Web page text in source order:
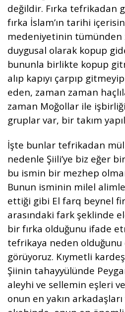
değildir. Fırka tefrikadan
fırka İslam’ın tarihi
medeniyetinin tümünden
duygusal olarak kopup
bununla birlikte kopup
alıp kapıyı çarpıp
eden, zaman zaman
zaman Moğollar ile
gruplar var, bir takım
İşte bunlar tefrikadan
nedenle Şiili’ye biz eğer
bu ismin bir mezhep
Bunun isminin milel
ettiği gibi El farq beynel
arasındaki fark şeklinde
bir fırka olduğunu ifade
tefrikaya neden olduğunu
görüyoruz. Kıymetli
Şiinin tahayyülünde
aleyhi ve sellemin eşleri
onun en yakın